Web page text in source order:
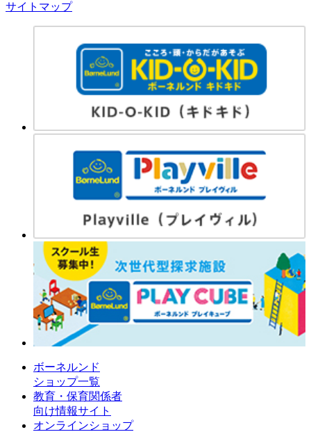
サイトマップ
ボーネルンド
ショップ一覧
教育・保育関係者
向け情報サイト
オンラインショップ